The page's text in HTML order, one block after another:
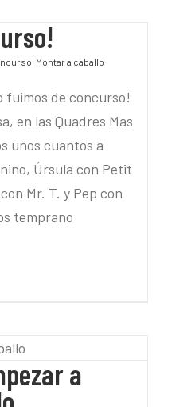
, Montar a caballo
fuimos de concurso!
en las Quadres Mas
unos cuantos a
Úrsula con Petit
Mr. T. y Pep con
temprano
a
a